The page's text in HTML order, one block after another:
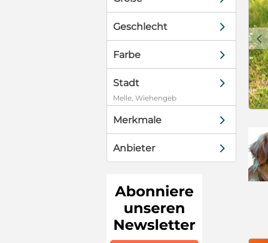
Geschlecht d
Farbe d
Stadt d
Melle, Wiehengeb
Merkmale d
Anbieter d
c